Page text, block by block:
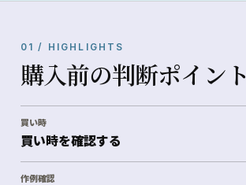
01 / HIGHLIGHTS
購入前の判断ポイント
買い時
買い時を確認する
作例確認